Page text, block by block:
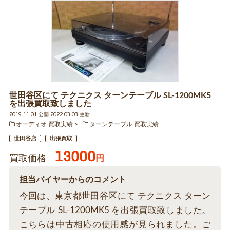
世田谷区にて テクニクス ターンテーブル SL-1200MK5
を出張買取致しました
2019.11.01 公開 2022.03.03 更新
オーディオ 買取実績
ターンテーブル 買取実績
世田谷店 出張買取
買取価格 13000円
担当バイヤーからのコメント
今回は、東京都世田谷区にて テクニクス ターン
テーブル SL-1200MK5 を出張買取致しました。
こちらは中古相応の使用感が見られました。ご